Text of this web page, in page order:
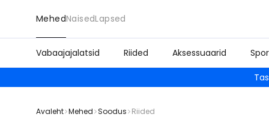
MehedNaisedLapsed
Vabaajajalatsid Riided Aksessuaarid
Avaleht Mehed Soodus Riided